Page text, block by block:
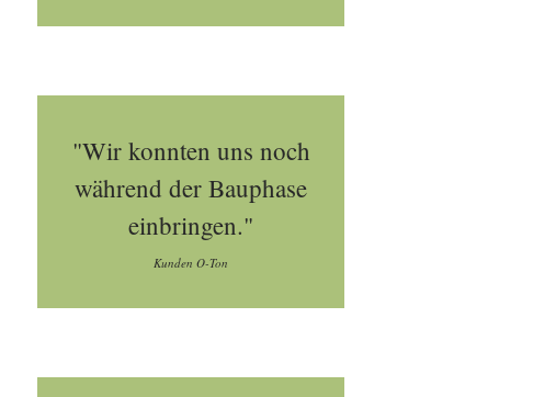
"Wir konnten uns noch
während der Bauphase
einbringen."
Kunden O-Ton